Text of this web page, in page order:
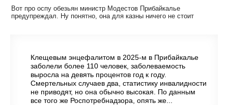
Вот про оспу обезьян министр Модестов Прибайкалье
предупреждал. Ну понятно, она для казны ничего не стоит
Клещевым энцефалитом в 2025-м в Прибайкалье
заболели более 110 человек, заболеваемость
выросла на девять процентов год к году.
Смертельных случаев два, статистику инвалидности
не приводят, но она обычно высокая. По данным
все того же Роспотребнадзора, опять же...